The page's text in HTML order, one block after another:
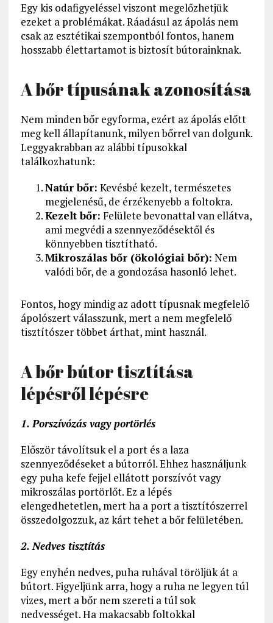
Egy kis odafigyeléssel viszont megelőzhetjük
ezeket a problémákat. Ráadásul az ápolás nem
csak az esztétikai szempontból fontos, hanem
hosszabb élettartamot is biztosít bútorainknak.
A bőr típusának azonosítása
Nem minden bőr egyforma, ezért az ápolás előtt
meg kell állapítanunk, milyen bőrrel van dolgunk.
Leggyakrabban az alábbi típusokkal
találkozhatunk:
Natúr bőr: Kevésbé kezelt, természetes
megjelenésű, de érzékenyebb a foltokra.
Kezelt bőr: Felülete bevonattal van ellátva,
ami megvédi a szennyeződésektől és
könnyebben tisztítható.
Mikroszálas bőr (ökológiai bőr): Nem
valódi bőr, de a gondozása hasonló lehet.
Fontos, hogy mindig az adott típusnak megfelelő
ápolószert válasszunk, mert a nem megfelelő
tisztítószer többet árthat, mint használ.
A bőr bútor tisztítása
lépésről lépésre
1. Porszívózás vagy portörlés
Először távolítsuk el a port és a laza
szennyeződéseket a bútorról. Ehhez használjunk
egy puha kefe fejjel ellátott porszívót vagy
mikroszálas portörlőt. Ez a lépés
elengedhetetlen, mert ha a port a tisztítószerrel
összedolgozzuk, az kárt tehet a bőr felületében.
2. Nedves tisztítás
Egy enyhén nedves, puha ruhával töröljük át a
bútort. Figyeljünk arra, hogy a ruha ne legyen túl
vizes, mert a bőr nem szereti a túl sok
nedvességet. Ha makacsabb foltokkal